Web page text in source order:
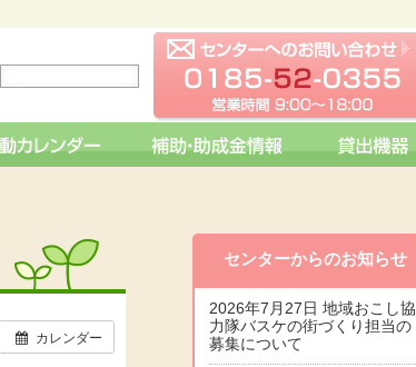
カレンダー
センターからのお知らせ
2026年7月27日 地域おこし協
力隊バスケの街づくり担当の
募集について